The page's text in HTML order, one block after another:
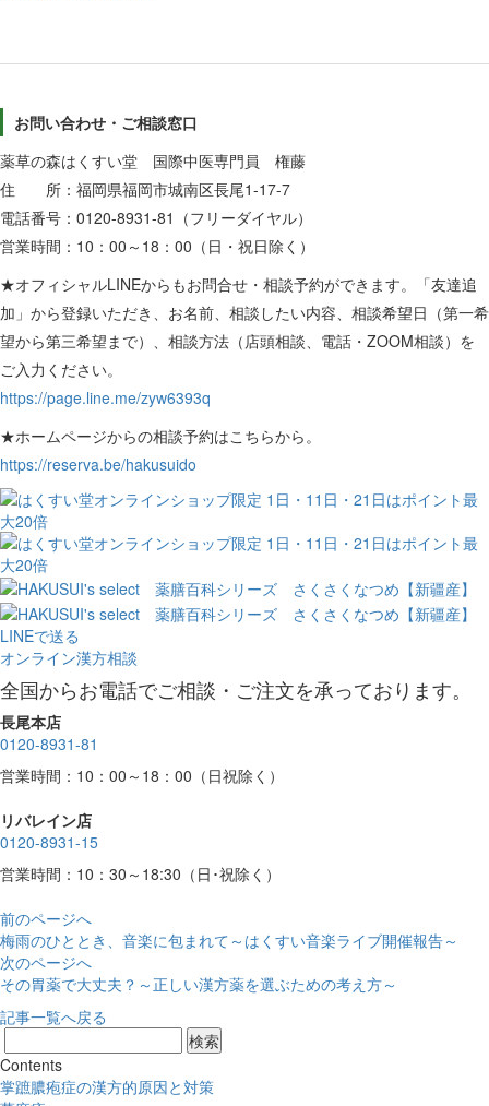
お問い合わせ・ご相談窓口
薬草の森はくすい堂 国際中医専門員 権藤
住 所：福岡県福岡市城南区長尾1-17-7
電話番号：0120-8931-81（フリーダイヤル）
営業時間：10：00～18：00（日・祝日除く）
★オフィシャルLINEからもお問合せ・相談予約ができます。「友達追
加」から登録いただき、お名前、相談したい内容、相談希望日（第一希
望から第三希望まで）、相談方法（店頭相談、電話・ZOOM相談）を
ご入力ください。
https://page.line.me/zyw6393q
★ホームページからの相談予約はこちらから。
https://reserva.be/hakusuido
LINEで送る
オンライン漢方相談
全国からお電話でご相談・ご注文を承っております。
長尾本店
0120-8931-81
営業時間：10：00～18：00（日祝除く）
リバレイン店
0120-8931-15
営業時間：10：30～18:30（日･祝除く）
前のページへ
梅雨のひととき、音楽に包まれて～はくすい音楽ライブ開催報告～
次のページへ
その胃薬で大丈夫？～正しい漢方薬を選ぶための考え方～
記事一覧へ戻る
Contents
掌蹠膿疱症の漢方的原因と対策